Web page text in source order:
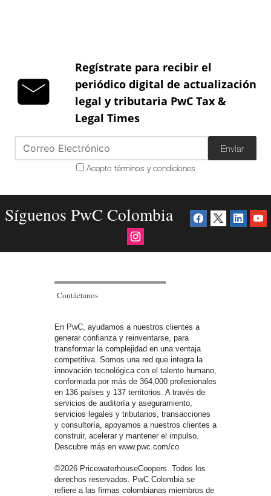
Regístrate para recibir el
periódico digital de actualización
legal y tributaria PwC Tax &
Legal Times
Enviar
Acepto términos y condiciones
Síguenos PwC Colombia
Contáctanos
En PwC, ayudamos a nuestros clientes a
generar confianza y reinventarse, para
transformar la complejidad en una ventaja
competitiva. Somos una red que integra la
innovación tecnológica con el talento humano,
conformada por más de 364,000 profesionales
en 136 países y 137 territorios. A través de
servicios de auditoría y aseguramiento,
servicios legales y tributarios, transacciones
y consultoría, apoyamos a nuestros clientes a
construir, acelerar y mantener el impulso.
Descubre más en www.pwc.com/co
©2026 PricewaterhouseCoopers. Todos los
derechos reservados. PwC Colombia se
refiere a las firmas colombianas miembros de